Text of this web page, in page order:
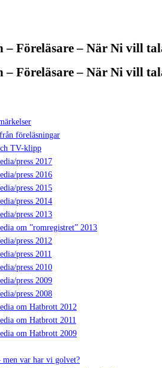
– Föreläsare – När Ni vill
– Föreläsare – När Ni vill
föreläsningar
TV-klipp
press 2017
press 2016
press 2015
press 2014
press 2013
om ”romregistret” 2013
press 2012
press 2011
press 2010
press 2009
press 2008
om Hatbrott 2012
om Hatbrott 2011
om Hatbrott 2009
var har vi golvet?